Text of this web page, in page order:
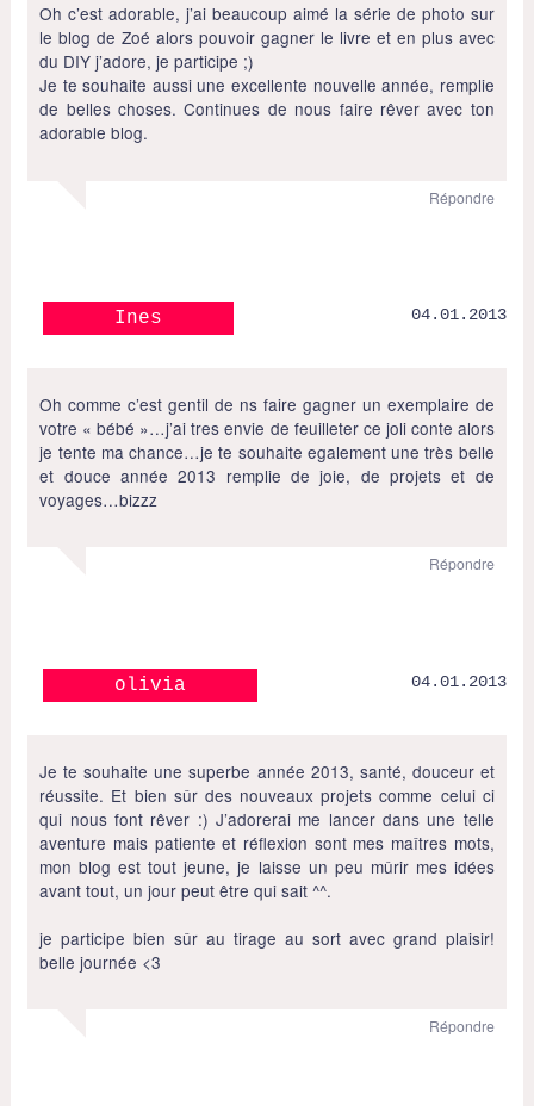
Oh c’est adorable, j’ai beaucoup aimé la série de photo sur
le blog de Zoé alors pouvoir gagner le livre et en plus avec
du DIY j’adore, je participe ;)
Je te souhaite aussi une excellente nouvelle année, remplie
de belles choses. Continues de nous faire rêver avec ton
adorable blog.
Répondre
Ines 04.01.2013
Oh comme c’est gentil de ns faire gagner un exemplaire de
votre « bébé »…j’ai tres envie de feuilleter ce joli conte alors
je tente ma chance…je te souhaite egalement une très belle
et douce année 2013 remplie de joie, de projets et de
voyages…bizzz
Répondre
olivia 04.01.2013
Je te souhaite une superbe année 2013, santé, douceur et
réussite. Et bien sûr des nouveaux projets comme celui ci
qui nous font rêver :) J’adorerai me lancer dans une telle
aventure mais patiente et réflexion sont mes maîtres mots,
mon blog est tout jeune, je laisse un peu mûrir mes idées
avant tout, un jour peut être qui sait ^^.
je participe bien sûr au tirage au sort avec grand plaisir!
belle journée <3
Répondre